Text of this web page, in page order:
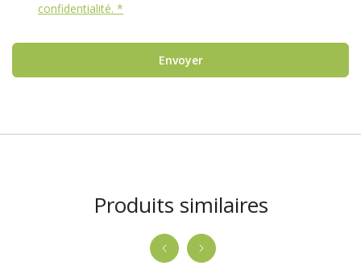
confidentialité. *
Envoyer
Produits similaires